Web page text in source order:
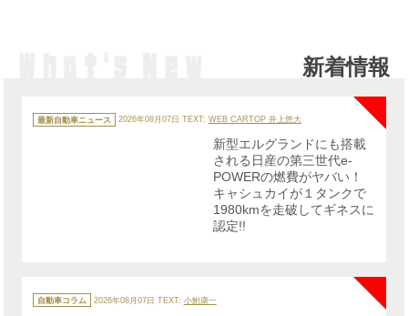
新着情報
テ
ゴ
最新自動車ニュース 2026年08月07日 TEXT: WEB CARTOP 井上悠大
NEW
新型エルグランドにも搭載
される日産の第三世代e-
POWERの燃費がヤバい！
キャシュカイが１タンクで
1980kmを走破してギネスに
認定!!
テ
ゴ
自動車コラム 2026年08月07日 TEXT: 小鮒康一